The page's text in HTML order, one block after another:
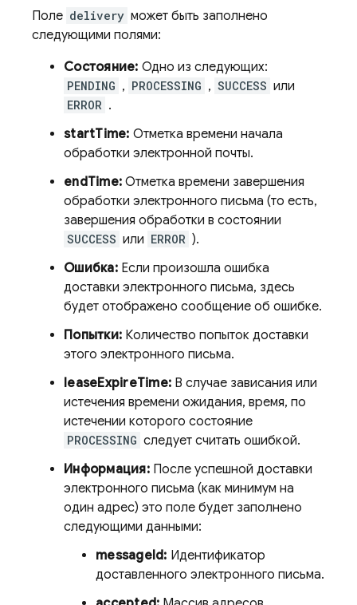
Поле delivery может быть заполнено
следующими полями:
Состояние: Одно из следующих:
PENDING , PROCESSING , SUCCESS или
ERROR .
startTime: Отметка времени начала
обработки электронной почты.
endTime: Отметка времени завершения
обработки электронного письма (то есть,
завершения обработки в состоянии
SUCCESS или ERROR ).
Ошибка:Если произошла ошибка
доставки электронного письма, здесь
будет отображено сообщение об ошибке.
Попытки: Количество попыток доставки
этого электронного письма.
leaseExpireTime: В случае зависания или
истечения времени ожидания, время, по
истечении которого состояние
PROCESSING следует считать ошибкой.
Информация:После успешной доставки
электронного письма (как минимум на
один адрес) это поле будет заполнено
следующими данными:
messageId: Идентификатор
доставленного электронного письма.